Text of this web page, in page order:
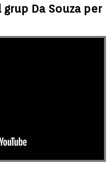
Da Souza per